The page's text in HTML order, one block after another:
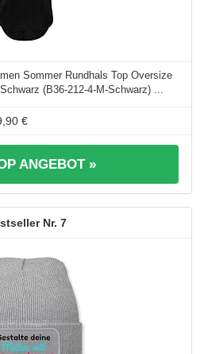
Sommer Rundhals Top Oversize
(B36-212-4-M-Schwarz) ...
€
ANGEBOT »
7